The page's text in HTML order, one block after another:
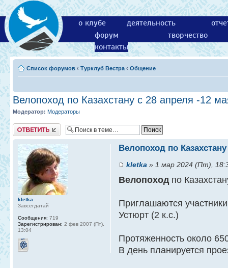
о клубе деятельность
форум
творчество
контакты
Список форумов ‹ Турклуб Вестра ‹ Общение
Велопоход по Казахстану с 28 апреля -12
Модератор: Модераторы
Ответить
Велопоход по
kletka » 1 мар 2024 (Пт),
Велопоход по
Приглашаются
Устюрт (2 к.с.)
Протяженность около
В день планируется
kletka
Завсегдатай
Сообщения: 719
Зарегистрирован: 2 фев 2007 (Пт),
13:04